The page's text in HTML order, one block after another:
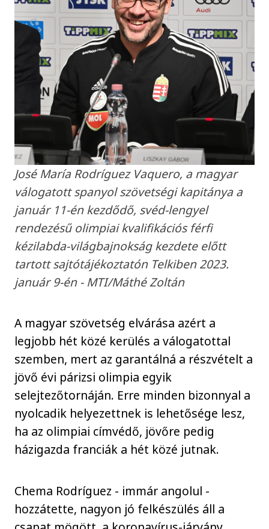
José María Rodríguez Vaquero, a magyar
válogatott spanyol szövetségi kapitánya a
január 11-én kezdődő, svéd-lengyel
rendezésű olimpiai kvalifikációs férfi
kézilabda-világbajnokság kezdete előtt
tartott sajtótájékoztatón Telkiben 2023.
január 9-én - MTI/Máthé Zoltán
A magyar szövetség elvárása azért a
legjobb hét közé kerülés a válogatottal
szemben, mert az garantálná a részvételt a
jövő évi párizsi olimpia egyik
selejtezőtornáján. Erre minden bizonnyal a
nyolcadik helyezettnek is lehetősége lesz,
ha az olimpiai címvédő, jövőre pedig
házigazda franciák a hét közé jutnak.
Chema Rodríguez - immár angolul -
hozzátette, nagyon jó felkészülés áll a